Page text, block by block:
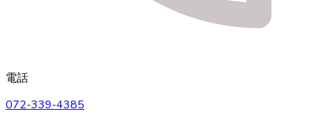
電話
072-339-4385